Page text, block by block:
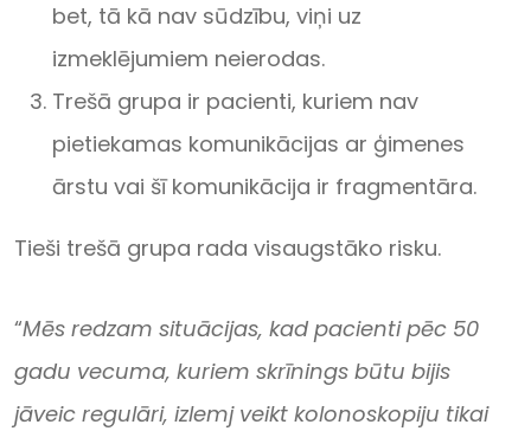
bet, tā kā nav sūdzību, viņi uz
izmeklējumiem neierodas.
Trešā grupa ir pacienti, kuriem nav
pietiekamas komunikācijas ar ģimenes
ārstu vai šī komunikācija ir fragmentāra.
Tieši trešā grupa rada visaugstāko risku.
“Mēs redzam situācijas, kad pacienti pēc 50
gadu vecuma, kuriem skrīnings būtu bijis
jāveic regulāri, izlemj veikt kolonoskopiju tikai